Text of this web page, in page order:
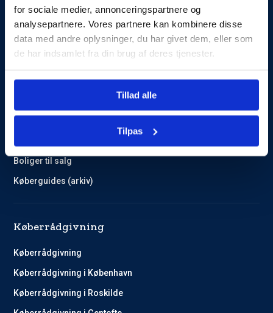
for sociale medier, annonceringspartnere og
analysepartnere. Vores partnere kan kombinere disse
data med andre oplysninger, du har givet dem, eller som
de har indsamlet fra din brug af deres tjenester.
Tillad alle
Tilpas
Karriere
Mød Rådgiverne
Boliger til salg
Køberguides (arkiv)
Køberrådgivning
Køberrådgivning
Køberrådgivning i København
Køberrådgivning i Roskilde